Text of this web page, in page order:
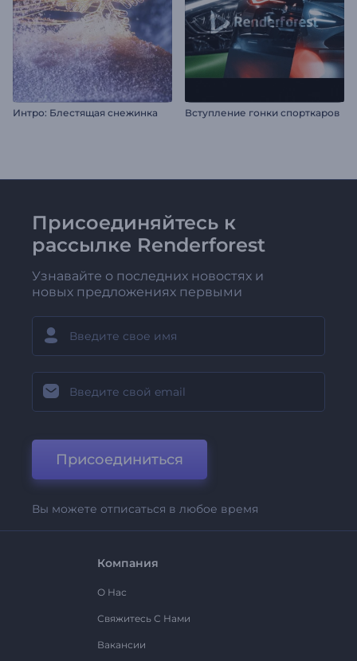
Интро: Блестящая снежинка Вступление гонки спорткаров
Присоединяйтесь к
рассылке Renderforest
Узнавайте о последних новостях и
новых предложениях первыми
Присоединиться
Вы можете отписаться в любое время
Компания
О Нас
Свяжитесь С Нами
Вакансии